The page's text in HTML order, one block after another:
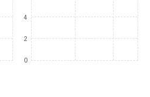
4
2
0